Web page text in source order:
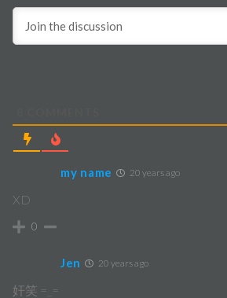
my name 20 years ago
XD
0
Jen 20 years ago
奸笑 =_=